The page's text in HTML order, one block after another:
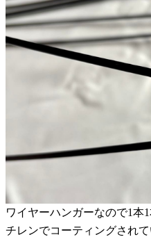
ワイヤーハンガーなので1本
チレンでコーティングされ